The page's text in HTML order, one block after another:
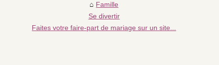
Famille
Se divertir
Faites votre faire-part de mariage sur un site...